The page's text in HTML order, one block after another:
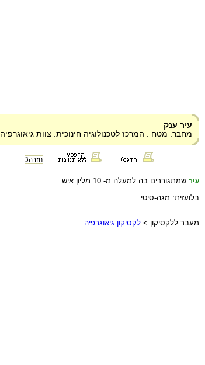
עיר ענק
מחבר: מטח : המרכז לטכנולוגיה חינוכית. צוות גיאוגרפיה
חזרה3
עיר שמתגוררים בה למעלה מ- 10 מליון איש.
בלועזית: מגה-סיטי.
מעבר ללקסיקון > לקסיקון גיאוגרפיה